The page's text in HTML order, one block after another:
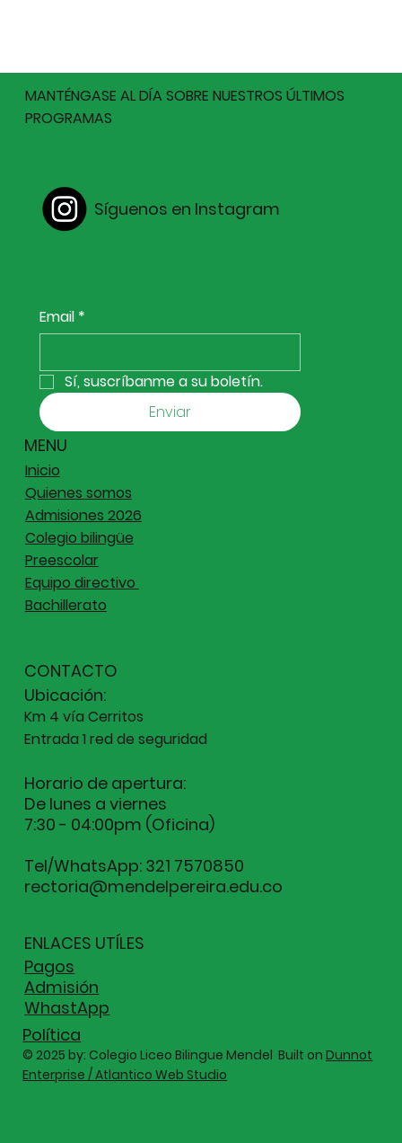
MANTÉNGASE AL DÍA SOBRE NUESTROS ÚLTIMOS
PROGRAMAS
Síguenos en Instagram
Email *
Sí, suscríbanme a su boletín.
Enviar
MENU
Inicio
Quienes somos
Admisiones 2026
Colegio bilingüe
Preescolar
Equipo directivo
Bachillerato
CONTACTO
Ubicación:
Km 4 vía Cerritos
Entrada 1 red de seguridad
Horario de apertura:
De lunes a viernes
7:30 - 04:00pm (Oficina)
Tel/WhatsApp: 321 7570850
rectoria@mendelpereira.edu.co
ENLACES UTÍLES
Pagos
Admisión
WhastApp
Política
© 2025 by: Colegio Liceo Bilingue Mendel Built onDunnot
Enterprise / Atlantico Web Studio